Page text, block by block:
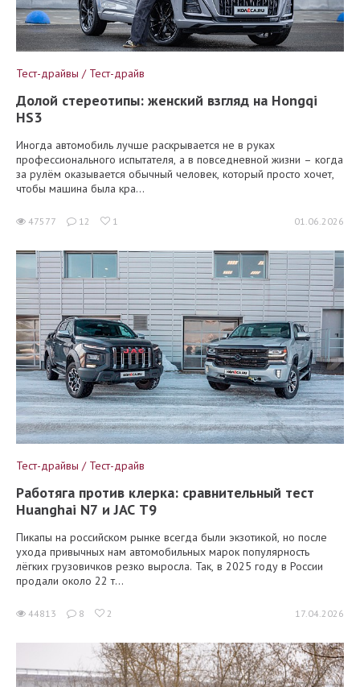
Тест-драйвы / Тест-драйв
Долой стереотипы: женский взгляд на Hongqi
HS3
Иногда автомобиль лучше раскрывается не в руках
профессионального испытателя, а в повседневной жизни – когда
за рулём оказывается обычный человек, который просто хочет,
чтобы машина была кра...
47577 12 1 01.06.2026
Тест-драйвы / Тест-драйв
Работяга против клерка: сравнительный тест
Huanghai N7 и JAC T9
Пикапы на российском рынке всегда были экзотикой, но после
ухода привычных нам автомобильных марок популярность
лёгких грузовичков резко выросла. Так, в 2025 году в России
продали около 22 т...
44813 8 2 17.04.2026